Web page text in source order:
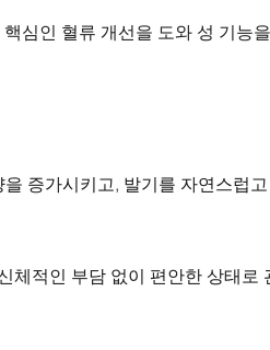
핵심인 혈류 개선을 도와 성 기능
증가시키고, 발기를 자연스럽
체적인 부담 없이 편안한 상태로